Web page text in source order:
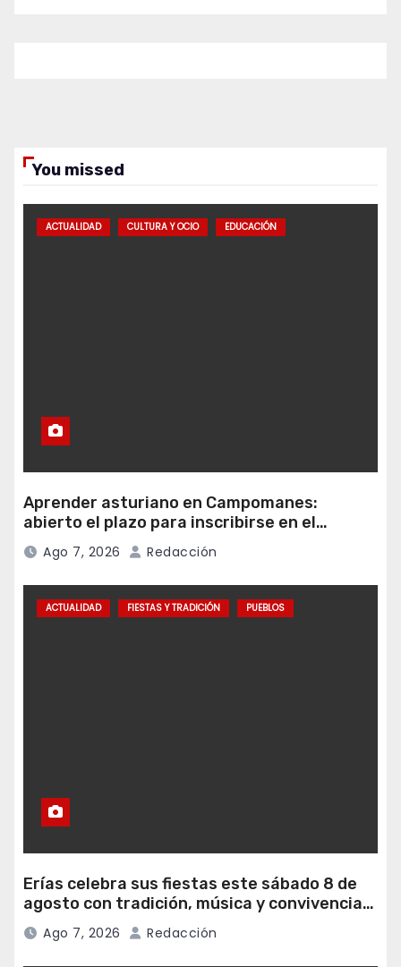
You missed
ACTUALIDAD CULTURA Y OCIO EDUCACIÓN
Aprender asturiano en Campomanes:
abierto el plazo para inscribirse en el
programa Falamos
Ago 7, 2026 Redacción
ACTUALIDAD FIESTAS Y TRADICIÓN PUEBLOS
Erías celebra sus fiestas este sábado 8 de
agosto con tradición, música y convivencia
vecinal
Ago 7, 2026 Redacción